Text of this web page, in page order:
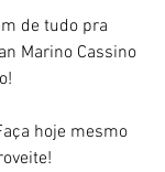
de tudo pra
Marino Cassino
hoje mesmo